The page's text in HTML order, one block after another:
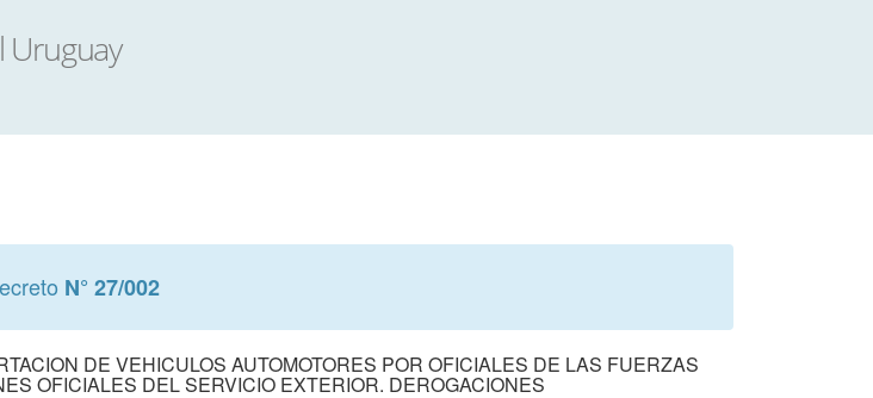
N° 27/002
DE VEHICULOS AUTOMOTORES POR OFICIALES DE LAS FUERZAS
OFICIALES DEL SERVICIO EXTERIOR. DEROGACIONES